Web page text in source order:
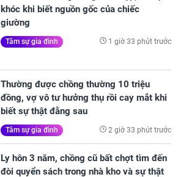
khóc khi biết nguồn gốc của chiếc
giường
Tâm sự gia đình 1 giờ 33 phút trước
Thường được chồng thường 10 triệu
đồng, vợ vô tư hưởng thụ rồi cay mắt khi
biết sự thật đằng sau
Tâm sự gia đình 2 giờ 33 phút trước
Ly hôn 3 năm, chồng cũ bất chợt tìm đến
đòi quyển sách trong nhà kho và sự thật